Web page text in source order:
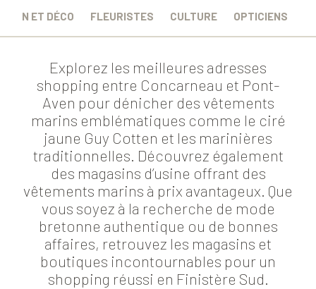
ET DÉCO FLEURISTES CULTURE OPTICIENS
Explorez les meilleures adresses
shopping entre Concarneau et Pont-
Aven pour dénicher des vêtements
marins emblématiques comme le ciré
jaune Guy Cotten et les marinières
traditionnelles. Découvrez également
des magasins d’usine offrant des
vêtements marins à prix avantageux. Que
vous soyez à la recherche de mode
bretonne authentique ou de bonnes
affaires, retrouvez les magasins et
boutiques incontournables pour un
shopping réussi en Finistère Sud.